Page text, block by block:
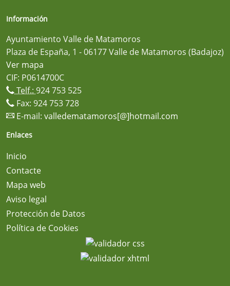
Información
Ayuntamiento Valle de Matamoros
Plaza de España, 1 - 06177 Valle de Matamoros (Badajoz)
Ver mapa
CIF: P0614700C
Telf.: 924 753 525
Fax: 924 753 728
E-mail: valledematamoros[@]hotmail.com
Enlaces
Inicio
Contacte
Mapa web
Aviso legal
Protección de Datos
Política de Cookies